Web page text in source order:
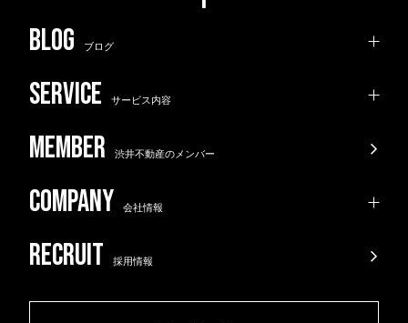
ブログ
サービス内容
渋井不動産のメンバー
会社情報
採用情報